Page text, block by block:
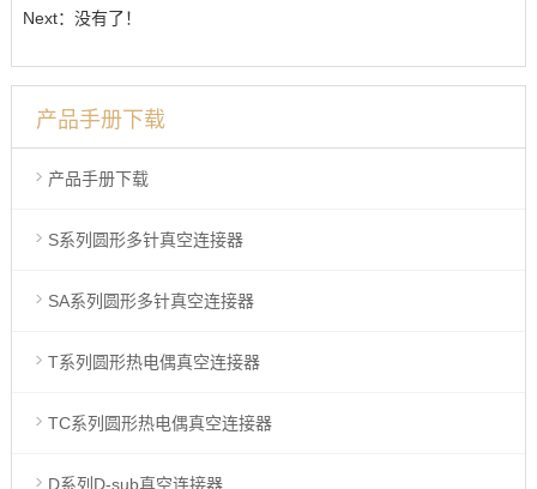
Next：没有了！
产品手册下载
产品手册下载
S系列圆形多针真空连接器
SA系列圆形多针真空连接器
T系列圆形热电偶真空连接器
TC系列圆形热电偶真空连接器
D系列D-sub真空连接器